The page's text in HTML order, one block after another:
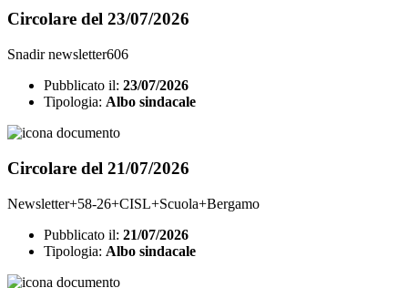
Circolare del 23/07/2026
Snadir newsletter606
Pubblicato il: 23/07/2026
Tipologia: Albo sindacale
Circolare del 21/07/2026
Newsletter+58-26+CISL+Scuola+Bergamo
Pubblicato il: 21/07/2026
Tipologia: Albo sindacale